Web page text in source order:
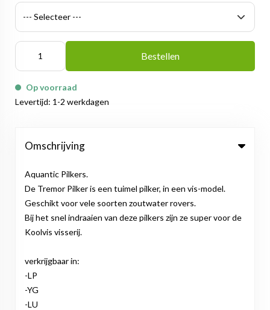
Bestellen
Op voorraad
Levertijd: 1-2 werkdagen
Omschrijving
Aquantic Pilkers.
De Tremor Pilker is een tuimel pilker, in een vis-model.
Geschikt voor vele soorten zoutwater rovers.
Bij het snel indraaien van deze pilkers zijn ze super voor de
Koolvis visserij.
verkrijgbaar in:
-LP
-YG
-LU